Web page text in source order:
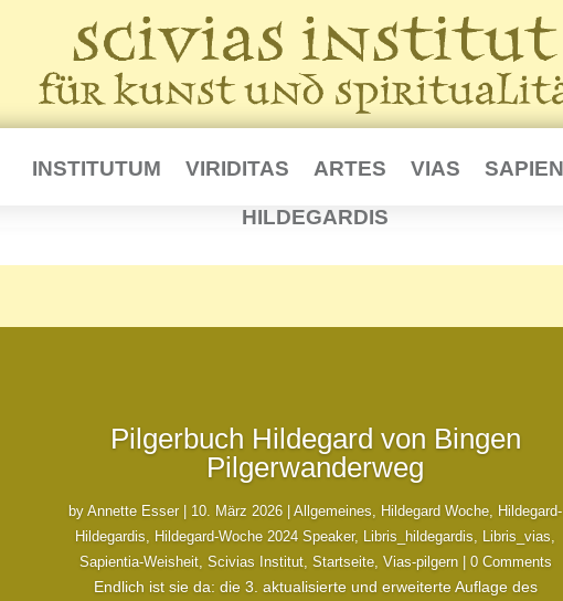
INSTITUTUM VIRIDITAS ARTES VIAS
HILDEGARDIS
Pilgerbuch Hildegard von Bingen
Pilgerwanderweg
byAnnette Esser | 10. März 2026 |Allgemeines Hildegard Woche Hildegard-
Hildegardis
Hildegard-Woche 2024 Speaker, Libris_hildegardis Libris_vias
Sapientia-Weisheit, Scivias Institut, Startseite, Vias-pilgern| 0 Comments
Endlich ist sie da: die 3. aktualisierte und erweiterte Auflage des